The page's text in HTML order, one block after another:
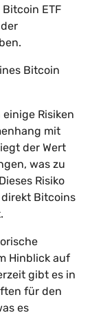
ETF
Bitcoin
Risiken
mit
der Wert
was zu
Risiko
Bitcoins
Hinblick auf
gibt es in
für den
es